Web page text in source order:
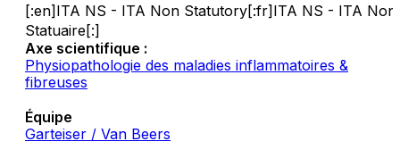
[:en]ITA NS - ITA Non Statutory[:fr]ITA NS - ITA Non
Statuaire[:]
Axe scientifique :
Physiopathologie des maladies inflammatoires &
fibreuses
Équipe
Garteiser / Van Beers